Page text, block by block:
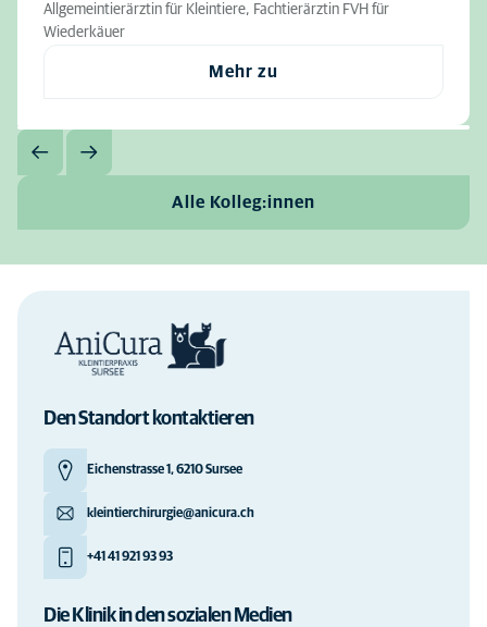
Allgemeintierärztin für Kleintiere, Fachtierärztin FVH für
Wiederkäuer
Mehr zu
Alle Kolleg:innen
Den Standort kontaktieren
Eichenstrasse 1, 6210 Sursee
kleintierchirurgie@anicura.ch
+41 41 921 93 93
Die Klinik in den sozialen Medien